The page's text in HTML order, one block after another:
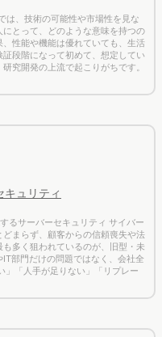
、技術の可能性や市場性を見な
とって、どのような意味を持つの
性能や機能は優れていても、生活
段階になって初めて、想定してい
究開発の上流で起こりがちです。
サーバーセキュリティ サイバー
まらず、顧客からの信頼喪失や法
多く狙われているのが、旧型・未
部門だけの問題ではなく、会社全
」「人手が足りない」「リプレー